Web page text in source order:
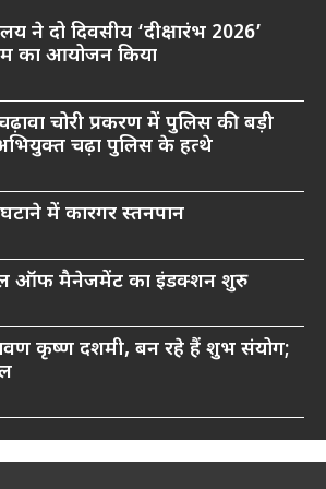
ने दो दिवसीय ‘दीक्षारंभ 2026’
का आयोजन किया
चढ़ावा चोरी प्रकरण में पुलिस की बड़ी
चढ़ा पुलिस के हत्थे
में कारगर स्तनपान
ऑफ मैनेजमेंट का इंडक्शन शुरु
कृष्ण दशमी, बन रहे हैं शुभ संयोग;